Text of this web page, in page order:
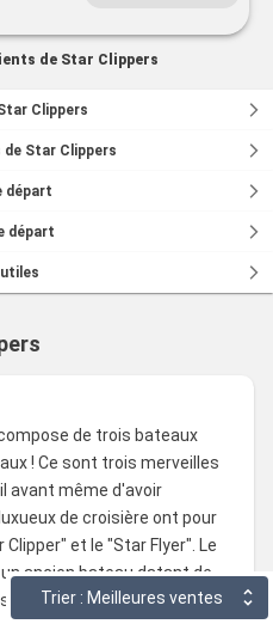
Trier : Meilleures ventes
de Star Clippers
Clippers
Star Clippers
départ
départ
de trois bateaux
! Ce sont trois merveilles
avant même d'avoir
de croisière ont pour
et le "Star Flyer". Le
ancien bateau datant de
rapide voilier au monde